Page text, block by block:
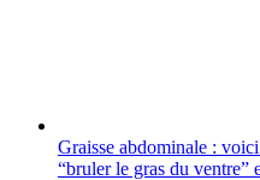
Graisse abdominale :
“bruler le gras du ventre”